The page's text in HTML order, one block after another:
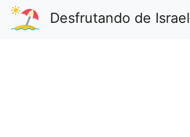
Desfrutando de Israel